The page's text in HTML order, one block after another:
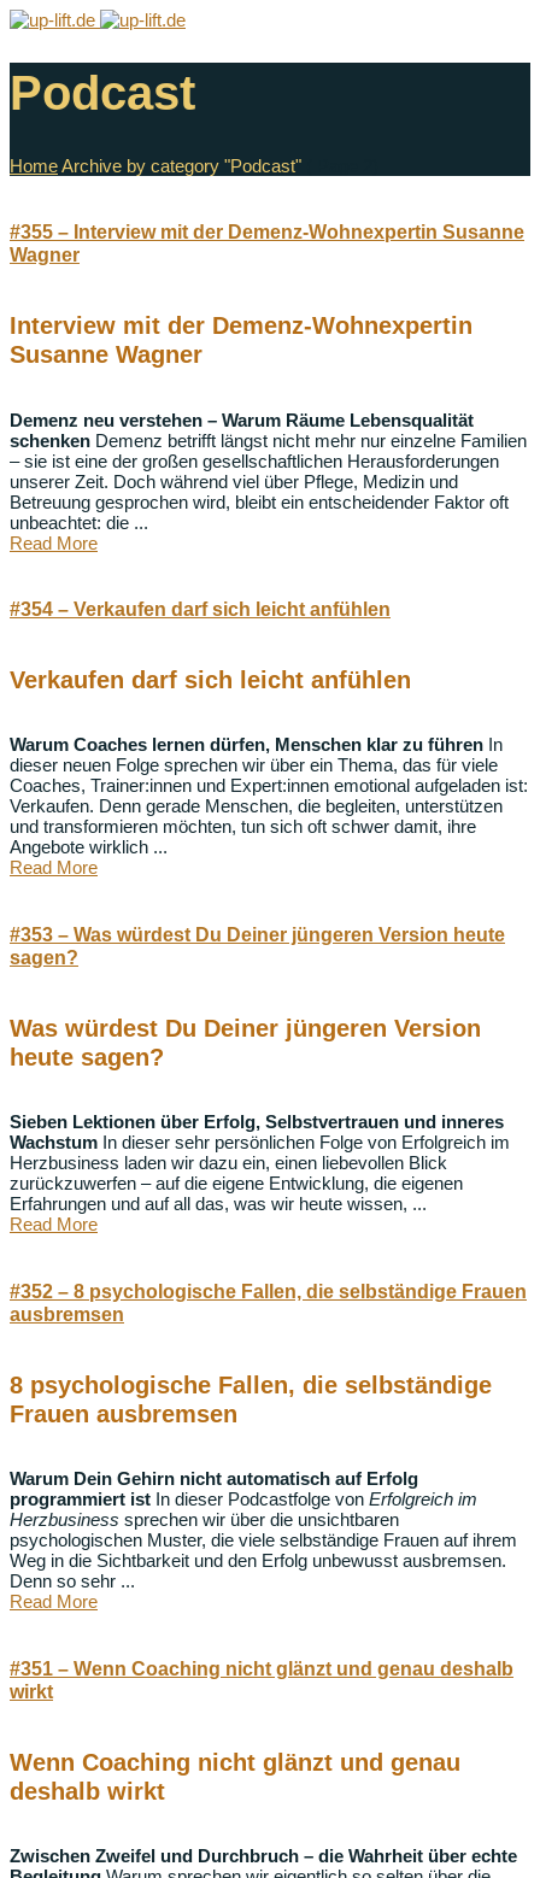
Podcast
HomeArchive by category "Podcast"
#355 – Interview mit der Demenz-Wohnexpertin Susanne
Wagner
Interview mit der Demenz-Wohnexpertin
Susanne Wagner
Demenz neu verstehen – Warum Räume Lebensqualität
schenken Demenz betrifft längst nicht mehr nur einzelne Familien
– sie ist eine der großen gesellschaftlichen Herausforderungen
unserer Zeit. Doch während viel über Pflege, Medizin und
Betreuung gesprochen wird, bleibt ein entscheidender Faktor oft
unbeachtet: die ...
Read More
#354 – Verkaufen darf sich leicht anfühlen
Verkaufen darf sich leicht anfühlen
Warum Coaches lernen dürfen, Menschen klar zu führen In
dieser neuen Folge sprechen wir über ein Thema, das für viele
Coaches, Trainer:innen und Expert:innen emotional aufgeladen ist:
Verkaufen. Denn gerade Menschen, die begleiten, unterstützen
und transformieren möchten, tun sich oft schwer damit, ihre
Angebote wirklich ...
Read More
#353 – Was würdest Du Deiner jüngeren Version heute
sagen?
Was würdest Du Deiner jüngeren Version
heute sagen?
Sieben Lektionen über Erfolg, Selbstvertrauen und inneres
Wachstum In dieser sehr persönlichen Folge von Erfolgreich im
Herzbusiness laden wir dazu ein, einen liebevollen Blick
zurückzuwerfen – auf die eigene Entwicklung, die eigenen
Erfahrungen und auf all das, was wir heute wissen, ...
Read More
#352 – 8 psychologische Fallen, die selbständige Frauen
ausbremsen
8 psychologische Fallen, die selbständige
Frauen ausbremsen
Warum Dein Gehirn nicht automatisch auf Erfolg
programmiert ist In dieser Podcastfolge von Erfolgreich im
Herzbusiness sprechen wir über die unsichtbaren
psychologischen Muster, die viele selbständige Frauen auf ihrem
Weg in die Sichtbarkeit und den Erfolg unbewusst ausbremsen.
Denn so sehr ...
Read More
#351 – Wenn Coaching nicht glänzt und genau deshalb
wirkt
Wenn Coaching nicht glänzt und genau
deshalb wirkt
Zwischen Zweifel und Durchbruch – die Wahrheit über echte